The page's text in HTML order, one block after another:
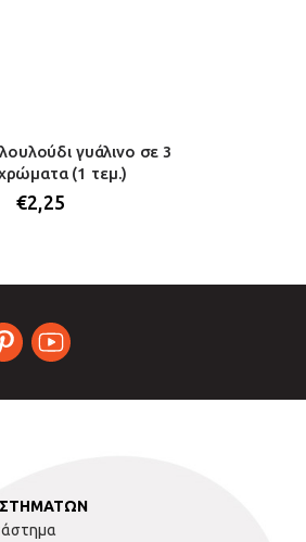
γυάλινο σε 3
(1 τεμ.)
€2,25